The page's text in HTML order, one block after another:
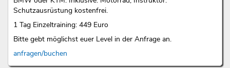
Schutzausrüstung kostenfrei.
1 Tag Einzeltraining: 449 Euro
Bitte gebt möglichst euer Level in der Anfrage an.
anfragen/buchen